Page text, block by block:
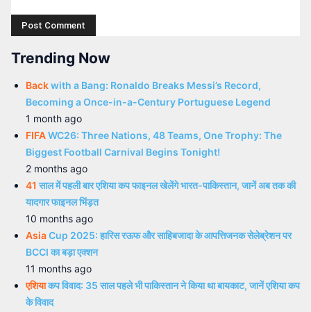
Trending Now
Backwith a Bang: Ronaldo Breaks Messi’s Record,
Becoming a Once-in-a-Century Portuguese Legend
1 month ago
FIFAWC26: Three Nations, 48 Teams, One Trophy: The
Biggest Football Carnival Begins Tonight!
2 months ago
41 साल में पहली बार एशिया कप फाइनल खेलेंगे भारत-पाकिस्तान, जानें अब तक की
यादगार फाइनल भिंड़त
10 months ago
AsiaCup 2025: हारिस रऊफ और साहिबजादा के आपत्तिजनक सेलेब्रेशन पर
BCCI का बड़ा एक्शन
11 months ago
एशियाकप विवाद: 35 साल पहले भी पाकिस्तान ने किया था बायकाट, जानें एशिया कप
के विवाद